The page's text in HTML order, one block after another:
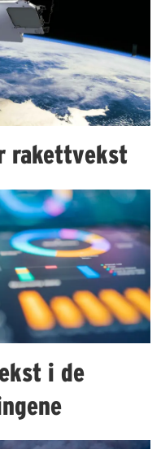
rakettvekst
i de